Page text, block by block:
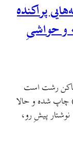
پراکنده
و حواشیِ
ساکن رشت است
چاپ شده و حالا
پیشِ رو،